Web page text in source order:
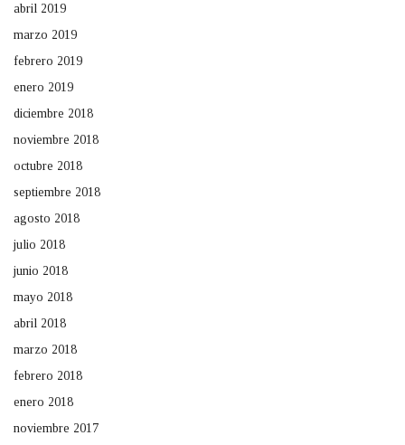
abril 2019
marzo 2019
febrero 2019
enero 2019
diciembre 2018
noviembre 2018
octubre 2018
septiembre 2018
agosto 2018
julio 2018
junio 2018
mayo 2018
abril 2018
marzo 2018
febrero 2018
enero 2018
noviembre 2017